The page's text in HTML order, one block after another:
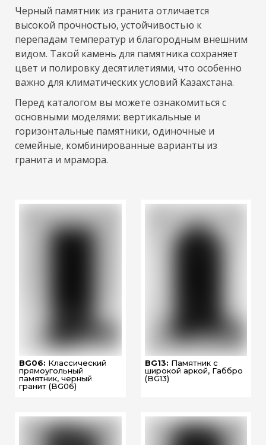
Черный памятник из гранита отличается
высокой прочностью, устойчивостью к
перепадам температур и благородным внешним
видом. Такой камень для памятника сохраняет
цвет и полировку десятилетиями, что особенно
важно для климатических условий Казахстана.
Перед каталогом вы можете ознакомиться с
основными моделями: вертикальные и
горизонтальные памятники, одиночные и
семейные, комбинированные варианты из
гранита и мрамора.
BG06: Классический
прямоугольный
памятник, черный
гранит (BG06)
BG13: Памятник с
широкой аркой, Габбро
(BG13)